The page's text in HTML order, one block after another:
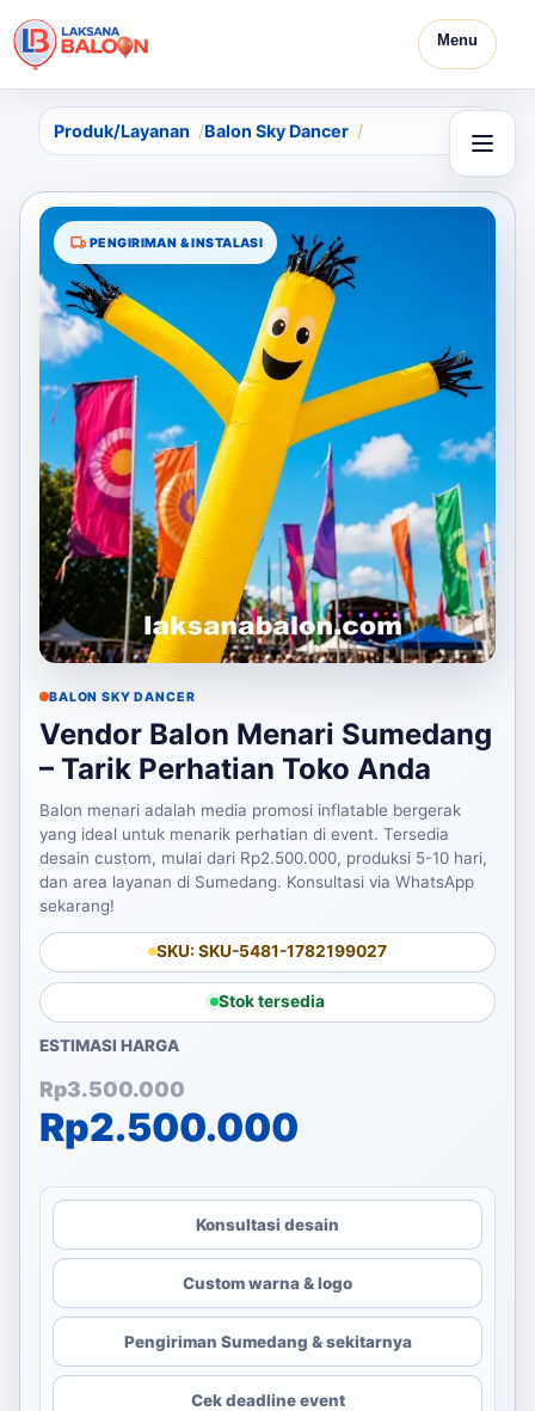
Menu
Produk/Layanan Balon Sky Dancer
PENGIRIMAN & INSTALASI
BALON SKY DANCER
Vendor Balon Menari Sumedang
– Tarik Perhatian Toko Anda
Balon menari adalah media promosi inflatable bergerak
yang ideal untuk menarik perhatian di event. Tersedia
desain custom, mulai dari Rp2.500.000, produksi 5-10 hari,
dan area layanan di Sumedang. Konsultasi via WhatsApp
sekarang!
SKU: SKU-5481-1782199027
Stok tersedia
ESTIMASI HARGA
Rp3.500.000
Harga aslinya adalah:
Rp2.500.000
Harga saat ini adalah:
Konsultasi desain
Custom warna & logo
Pengiriman Sumedang & sekitarnya
Cek deadline event